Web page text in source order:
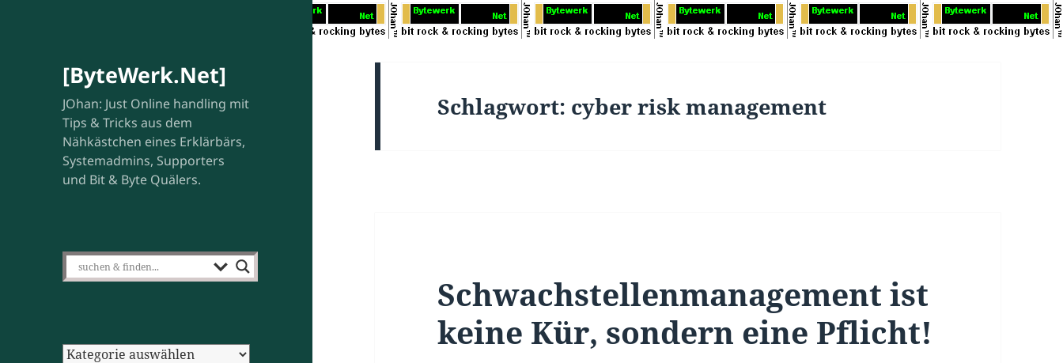
[ByteWerk.Net]
JOhan: Just Online handling mit
Tips & Tricks aus dem
Nähkästchen eines Erklärbärs,
Systemadmins, Supporters
und Bit & Byte Quälers.
Kategorien
Schlagwort: cyber risk management
Schwachstellenmanagement ist
keine Kür, sondern eine Pflicht!